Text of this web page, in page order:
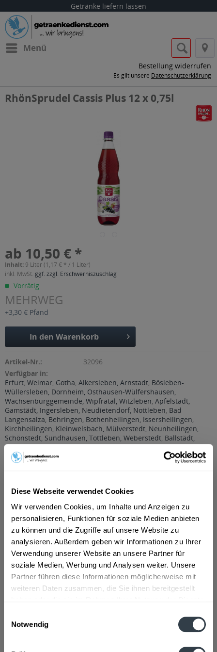
Diese Webseite verwendet Cookies
Wir verwenden Cookies, um Inhalte und Anzeigen zu
personalisieren, Funktionen für soziale Medien anbieten
zu können und die Zugriffe auf unsere Website zu
analysieren. Außerdem geben wir Informationen zu Ihrer
Verwendung unserer Website an unsere Partner für
soziale Medien, Werbung und Analysen weiter. Unsere
Partner führen diese Informationen möglicherweise mit
weiteren Daten zusammen, die Sie ihnen bereitgestellt
Notwendig
Getränke liefern lassen
Menü
Bestellung widerrufen
Es gilt unsere Datenschutzerklärung
RhönSprudel Cassis Plus 12 x 0,75l
ab 10,50 € *
Inhalt: 9 Liter (1,17 € * / 1 Liter)
inkl. MwSt. ggf. zzgl. Erschwerniszuschlag
Vorrätig
MEHRWEG
+3,30 € Pfand
In den Warenkorb
Artikel-Nr.:
32096
Verfügbar in:
Erfurt, Weimar, Gotha, Alkersleben, Arnstadt, Bösleben-
Wüllersleben, Dornheim, Osthausen-Wülfershausen,
Wachsenburggemeinde, Wipfratal, Witzleben, Apfelstädt,
Gamstädt, Ingersleben, Neudietendorf, Nottleben, Bad
Langensalza, Behringen, Bothenheilingen, Issersheilingen,
Kirchheilingen, Kleinwelsbach, Mülverstedt, Neunheilingen,
Schönstedt, Sundhausen, Tottleben, Weberstedt, Ballstädt,
Brüheim, Bufleben, Ebenheim, Emleben, Eschenbergen,
Friedrichswerth, Friemar, Goldbach, Grabsleben,
Günthersleben, Haina, Hochheim, Molschleben, Mühlberg,
Nohra, Ottstedt am Berge, Utzberg,Bienstädt, Dachwig,
Döllstädt, Gierstädt/Kleinfahner, Großfahner, Zimmernsupra
Döbritschen, Frankendorf, Großschwabhausen, Hammerstedt,
Hohlstedt, Kiliansroda, Kleinschwabhausen, Kromsdorf,
Lehnstedt, Magdala, Mechelroda, Mellingen, Umpferstedt
Elleben, Elxleben, Ichtershausen, Kirchheim,Georgenthal,
Gräfenhain, Herrenhof, Hohenkirchen, Petriroda
Großmölsen,
Kleinmölsen, Mönchenholzhausen, Ollendorf, Udestedt
Klettbach, Rockhausen,Luisenthal, Ohrdruf, Wölfis
Beschreibung